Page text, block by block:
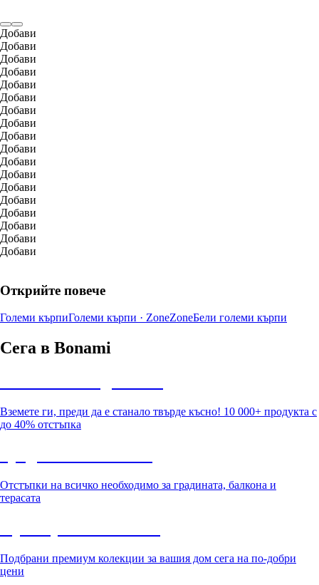
Добави
Добави
Добави
Добави
Добави
Добави
Добави
Добави
Добави
Добави
Добави
Добави
Добави
Добави
Добави
Добави
Добави
Добави
Открийте повече
Големи кърпиГолеми кърпи · ZoneZoneБели големи кърпи
Сега в Bonami
Вземете ги, преди да е станало твърде късно! 10 000+ продукта с
до 40% отстъпка
Отстъпки на всичко необходимо за градината, балкона и
терасата
Подбрани премиум колекции за вашия дом сега на по-добри
цени